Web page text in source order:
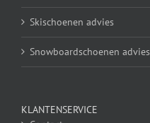
Skischoenen advies
Snowboardschoenen advies
KLANTENSERVICE